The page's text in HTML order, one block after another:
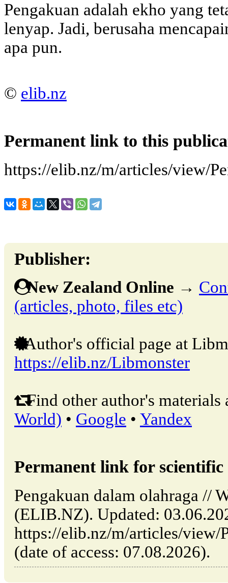
Pengakuan adalah ekho yang
lenyap. Jadi, berusaha
apa pun.
© elib.nz
Permanent link to this
https://elib.nz/m/articles/view/
Publisher:
New Zealand Online →
(articles, photo, files etc)
Author's official page at
https://elib.nz/Libmonster
Find other author's materials
World) • Google • Yandex
Permanent link for
Pengakuan dalam olahraga //
(ELIB.NZ). Updated:
https://elib.nz/m/articles/view/
(date of access: 07.08.2026).